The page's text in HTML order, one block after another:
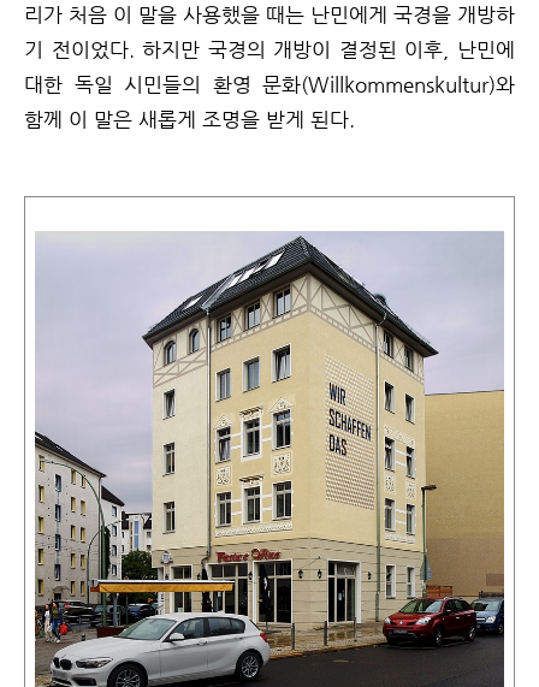
리가 처음 이 말을 사용했을 때는 난민에게 국경을 개방하
기 전이었다. 하지만 국경의 개방이 결정된 이후, 난민에
대한 독일 시민들의 환영 문화(Willkommenskultur)와
함께 이 말은 새롭게 조명을 받게 된다.